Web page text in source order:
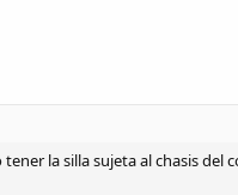
la silla sujeta al chasis